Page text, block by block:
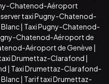
Chatenod-Aéroport
taxi Pugny-Chatenod-
| Taxi Pugny-Chatenod-
Chatenod-Aéroport de
Aéroport de Genève |
Drumettaz-Clarafond |
| Taxi Drumettaz-Clarafond-
| Tarif taxi Drumettaz-